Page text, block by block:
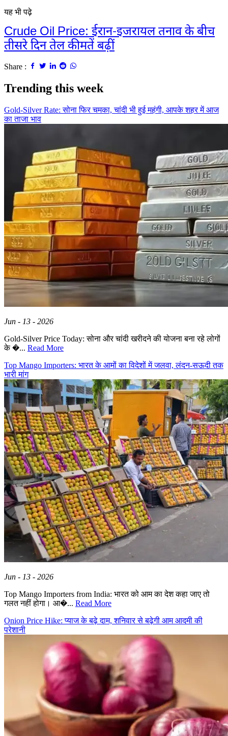
यह भी पढ़े
Crude Oil Price: ईरान-इजरायल तनाव के बीच
तीसरे दिन तेल कीमतें बढ़ीं
Share :
Trending this week
Gold-Silver Rate: सोना फिर चमका, चांदी भी हुई महंगी, आपके शहर में आज
का ताजा भाव
Jun - 13 - 2026
Gold-Silver Price Today: सोना और चांदी खरीदने की योजना बना रहे लोगों
के �... Read More
Top Mango Importers: भारत के आमों का विदेशों में जलवा, लंदन-सऊदी तक
भारी मांग
Jun - 13 - 2026
Top Mango Importers from India: भारत को आम का देश कहा जाए तो
गलत नहीं होगा। आ�... Read More
Onion Price Hike: प्याज के बढ़े दाम, शनिवार से बढ़ेगी आम आदमी की
परेशानी